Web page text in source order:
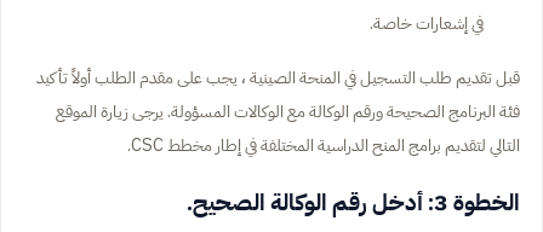
في إشعارات خاصة.
قبل تقديم طلب التسجيل في المنحة الصينية ، يجب على مقدم الطلب أولاً تأكيد
فئة البرنامج الصحيحة ورقم الوكالة مع الوكالات المسؤولة. يرجى زيارة الموقع
التالي لتقديم برامج المنح الدراسية المختلفة في إطار مخطط CSC.
الخطوة 3: أدخل رقم الوكالة الصحيح.